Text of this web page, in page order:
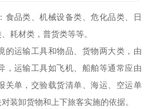
食品类、机械设备类、危化品类、日
耗材类，普货类等等。
的运输工具和物品、货物两大类，由
，运输工具如飞机、船舶等通常应由
关单，交验载货清单、海运、空运单
装卸货物和上下旅客实施的依据。